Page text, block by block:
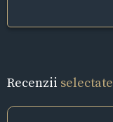
Recenzii selectate